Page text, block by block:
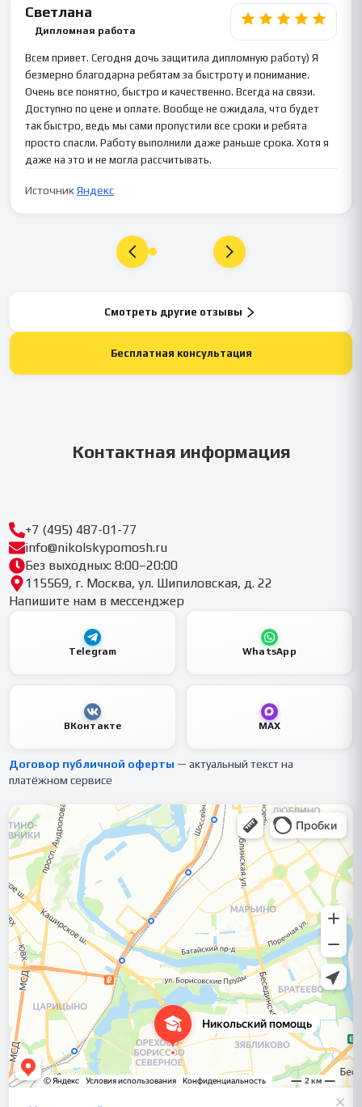
Светлана
Дипломная работа
Всем привет. Сегодня дочь защитила дипломную работу) Я
безмерно благодарна ребятам за быстроту и понимание.
Очень все понятно, быстро и качественно. Всегда на связи.
Доступно по цене и оплате. Вообще не ожидала, что будет
так быстро, ведь мы сами пропустили все сроки и ребята
просто спасли. Работу выполнили даже раньше срока. Хотя я
даже на это и не могла рассчитывать.
ИсточникЯндекс
Смотреть другие отзывы
Бесплатная консультация
Контактная информация
+7 (495) 487-01-77
info@nikolskypomosh.ru
Без выходных: 8:00–20:00
115569, г. Москва, ул. Шипиловская, д. 22
Напишите нам в мессенджер
Telegram WhatsApp
ВКонтакте MAX
Договор публичной оферты — актуальный текст на
платёжном сервисе